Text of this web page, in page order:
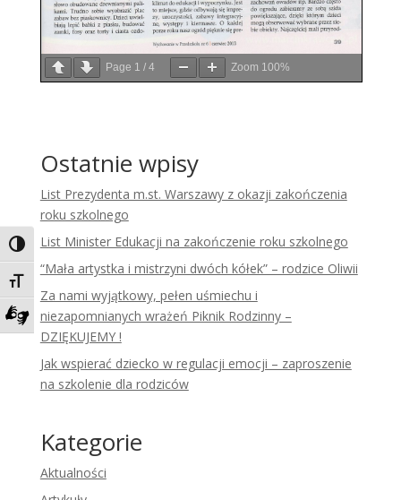
Toggle High Contrast
Toggle Font size
Zadzwoń do tłumacza języka migowego
Page 1 / 4 Zoom 100%
Ostatnie wpisy
List Prezydenta m.st. Warszawy z okazji zakończenia
roku szkolnego
List Minister Edukacji na zakończenie roku szkolnego
“Mała artystka i mistrzyni dwóch kółek” – rodzice Oliwii
Za nami wyjątkowy, pełen uśmiechu i
niezapomnianych wrażeń Piknik Rodzinny –
DZIĘKUJEMY !
Jak wspierać dziecko w regulacji emocji – zaproszenie
na szkolenie dla rodziców
Kategorie
Aktualności